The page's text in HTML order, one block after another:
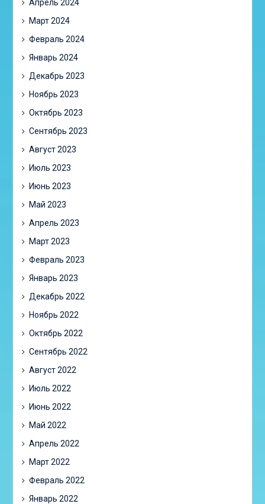
Апрель 2024
Март 2024
Февраль 2024
Январь 2024
Декабрь 2023
Ноябрь 2023
Октябрь 2023
Сентябрь 2023
Август 2023
Июль 2023
Июнь 2023
Май 2023
Апрель 2023
Март 2023
Февраль 2023
Январь 2023
Декабрь 2022
Ноябрь 2022
Октябрь 2022
Сентябрь 2022
Август 2022
Июль 2022
Июнь 2022
Май 2022
Апрель 2022
Март 2022
Февраль 2022
Январь 2022